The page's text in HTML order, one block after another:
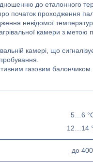
до еталонного
початок проходження
невідомої
камери з метою
камері, що
газовим балончиком.
5…6
12…14
до